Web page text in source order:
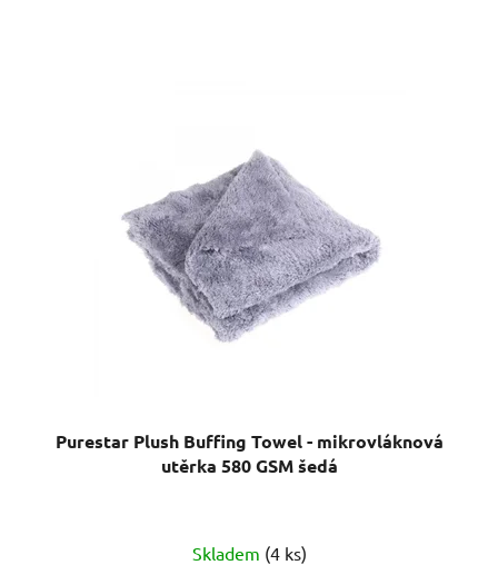
Purestar Plush Buffing Towel - mikrovláknová
utěrka 580 GSM šedá
Skladem (4 ks)